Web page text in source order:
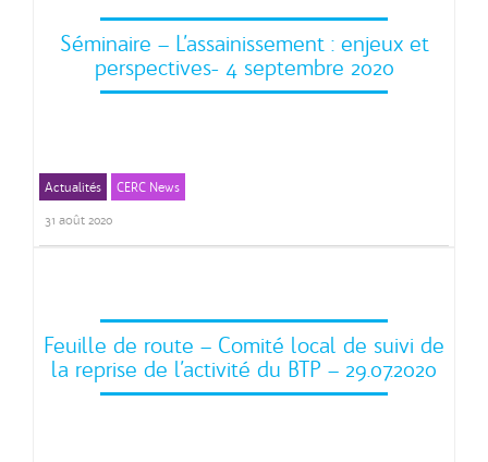
Séminaire – L’assainissement : enjeux et
perspectives- 4 septembre 2020
Actualités
CERC News
31 août 2020
Feuille de route – Comité local de suivi de
la reprise de l’activité du BTP – 29.07.2020